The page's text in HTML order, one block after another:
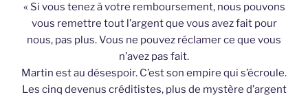
« Si vous tenez à votre remboursement, nous pouvons
vous remettre tout l’argent que vous avez fait pour
nous, pas plus. Vous ne pouvez réclamer ce que vous
n’avez pas fait.
Martin est au désespoir. C’est son empire qui s’écroule.
Les cinq devenus créditistes, plus de mystère d’argent